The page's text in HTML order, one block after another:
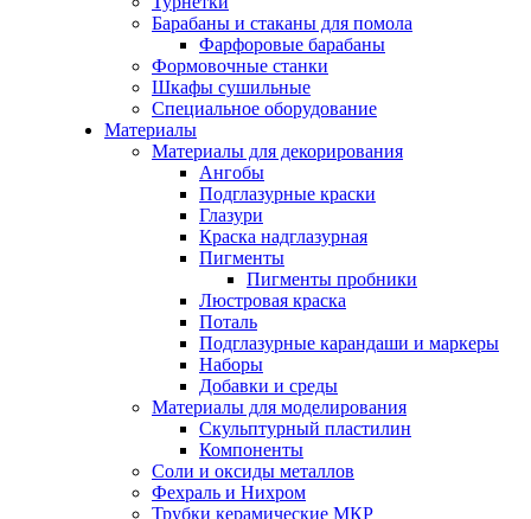
Барабаны и стаканы для помола
Фарфоровые барабаны
Формовочные станки
Шкафы сушильные
Специальное оборудование
Материалы
Материалы для декорирования
Ангобы
Подглазурные краски
Глазури
Краска надглазурная
Пигменты
Пигменты пробники
Люстровая краска
Поталь
Подглазурные карандаши и маркеры
Наборы
Добавки и среды
Материалы для моделирования
Скульптурный пластилин
Компоненты
Соли и оксиды металлов
Фехраль и Нихром
Трубки керамические МКР